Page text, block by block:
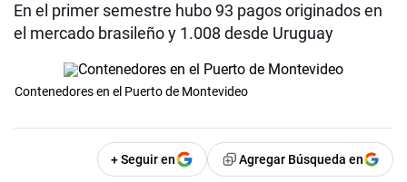
En el primer semestre hubo 93 pagos originados en
el mercado brasileño y 1.008 desde Uruguay
Contenedores en el Puerto de Montevideo
+ Seguir en Agregar Búsqueda en